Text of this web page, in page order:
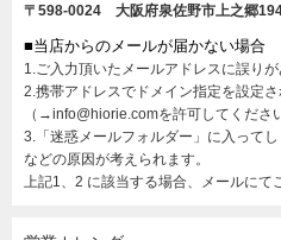
〒598-0024 大阪府泉佐野市上之郷
■当店からのメールが届かない場合
1.ご入力頂いたメールアドレスに誤りが
2.携帯アドレスでドメイン指定を設定さ
（→info@hiorie.comを許可してくださ
3.「迷惑メールフォルダー」に入ってし
などの原因が考えられます。
上記1、2 に該当する場合、メールにて